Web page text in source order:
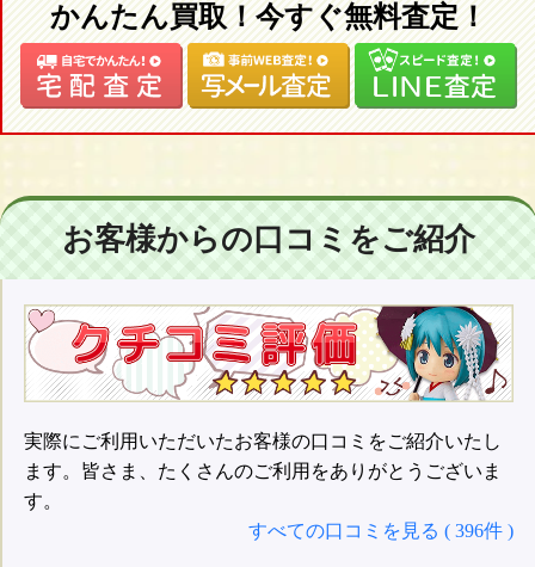
かんたん買取！今すぐ無料査定！
お客様からの口コミをご紹介
実際にご利用いただいたお客様の口コミをご紹介いたし
ます。皆さま、たくさんのご利用をありがとうございま
す。
すべての口コミを見る ( 396件 )